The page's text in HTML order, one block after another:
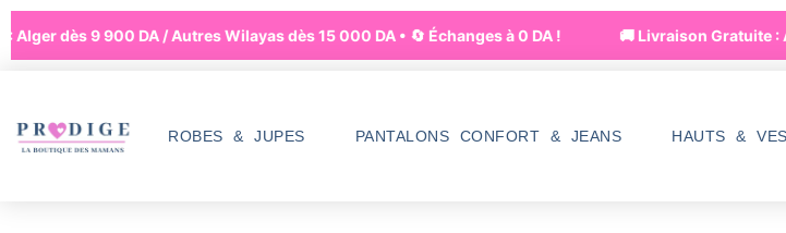
dès 9 900 DA / Autres Wilayas dès 15 000 DA • 🔄 Échanges à 0 DA ! 🚚 Livraison Gratuite :
ROBES & JUPES PANTALONS CONFORT & JEANS HAUTS &